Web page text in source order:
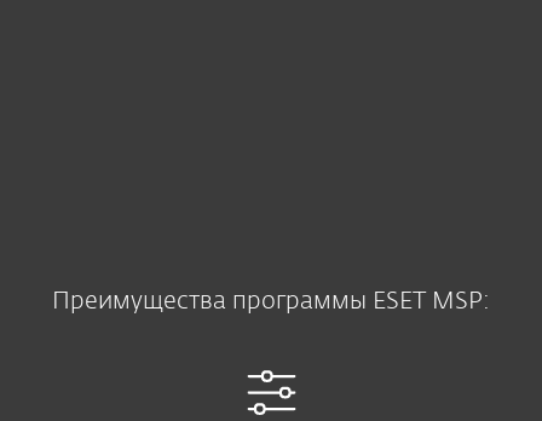
Преимущества программы ESET MSP: